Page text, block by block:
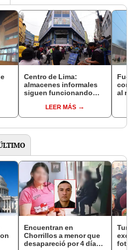
Centro de Lima:
almacenes informales
siguen funcionando
incendioLEER MÁS
al
Encuentran en
Chorrillos a menor que
desapareció por 4 días